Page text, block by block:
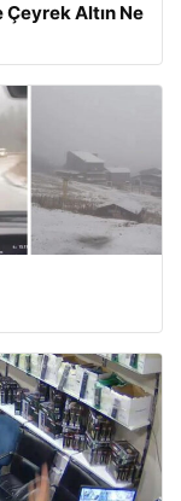
Çeyrek Altın Ne